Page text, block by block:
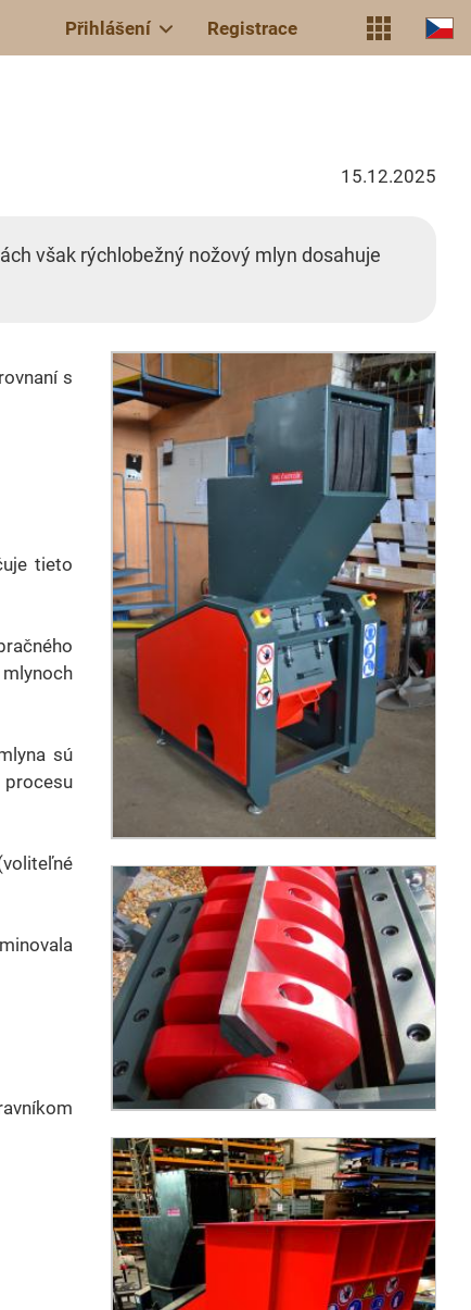
Přihlášení Registrace
15.12.2025
však rýchlobežný nožový mlyn dosahuje
s
tieto
sú